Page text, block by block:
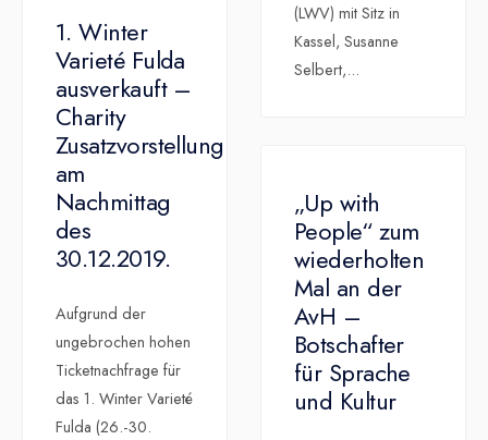
(LWV) mit Sitz in
Kassel, Susanne
Selbert,...
1. Winter
Varieté Fulda
ausverkauft –
Charity
Zusatzvorstellung
am
Nachmittag
des
30.12.2019.
Aufgrund der
ungebrochen hohen
Ticketnachfrage für
das 1. Winter Varieté
Fulda (26.-30.
„Up with
People“ zum
wiederholten
Mal an der
AvH –
Botschafter
für Sprache
und Kultur